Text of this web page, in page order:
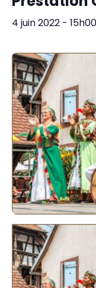
4 juin 2022 - 15h00